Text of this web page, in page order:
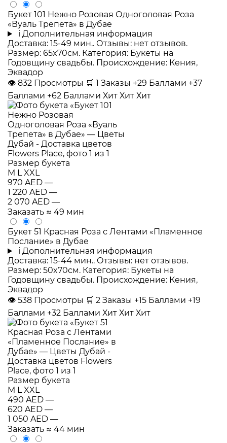
Букет 101 Нежно Розовая Одноголовая Роза
«Вуаль Трепета» в Дубае
i Дополнительная информация
Доставка: 15-49 мин.. Отзывы: нет отзывов.
Размер: 65x70см. Категория: Букеты на
Годовщину свадьбы. Происхождение: Кения,
Эквадор
👁 832 Просмотры 🛒 1 Заказы +29 Баллами +37
Баллами +62 Баллами Хит Хит Хит
Размер букета
M LXXL
970 AED —
1 220 AED —
2 070 AED —
Заказать ≈ 49 мин
Букет 51 Красная Роза с Лентами «Пламенное
Послание» в Дубае
i Дополнительная информация
Доставка: 15-44 мин.. Отзывы: нет отзывов.
Размер: 50x70см. Категория: Букеты на
Годовщину свадьбы. Происхождение: Кения,
Эквадор
👁 538 Просмотры 🛒 2 Заказы +15 Баллами +19
Баллами +32 Баллами Хит Хит Хит
Размер букета
M LXXL
490 AED —
620 AED —
1 050 AED —
Заказать ≈ 44 мин